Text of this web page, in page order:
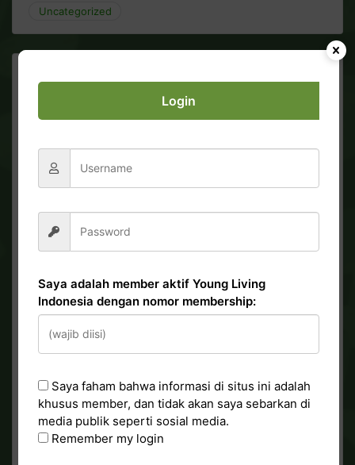
Uncategorized
Leave a Reply
Your email address will not be published.
Login
Saya adalah member aktif Young Living
Indonesia dengan nomor membership:
Saya faham bahwa informasi di situs ini adalah
khusus member, dan tidak akan saya sebarkan di
media publik seperti sosial media.
Remember my login